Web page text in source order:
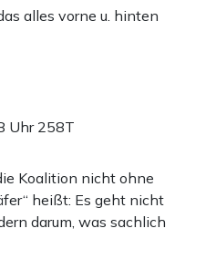
alles vorne u. hinten
Uhr 258T
Koalition nicht ohne
heißt: Es geht nicht
darum, was sachlich